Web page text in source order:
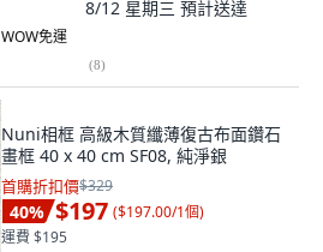
8/12 星期三 預計送達
WOW免運
(8)
Nuni相框 高級木質纖薄復古布面鑽石
畫框 40 x 40 cm SF08, 純淨銀
首購折扣價$329
40% $197 ($197.00/1個)
運費 $195